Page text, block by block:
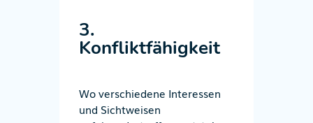
3.
Konfliktfähigkeit
Wo verschiedene Interessen
und Sichtweisen